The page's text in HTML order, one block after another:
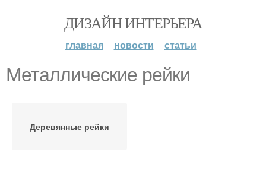
ДИЗАЙН ИНТЕРЬЕРА
главная новости статьи
Металлические рейки
Деревянные рейки